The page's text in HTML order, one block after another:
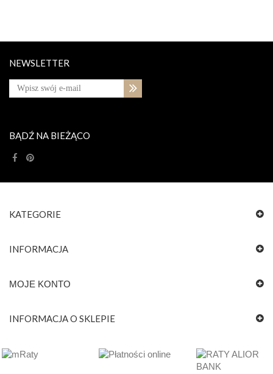
NEWSLETTER
BĄDŹ NA BIEŻĄCO
KATEGORIE
INFORMACJA
MOJE KONTO
INFORMACJA O SKLEPIE